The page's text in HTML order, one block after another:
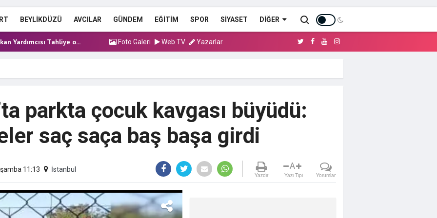
BEYLİKDÜZÜ AVCILAR GÜNDEM EĞİTİM SPOR SİYASET DIĞER
Uzaklaştırma Kararı Ye...
silahlı saldırı! 1 kiş...
Yardımcısı Tahliye o...
yeni dalga: 5...
Erdoğan Eğitim Külliyes...
Uzaklaştırma Kararı Ye...
Foto Galeri Web TV Yazarlar
parkta çocuk kavgası büyüdü:
saç saça baş başa girdi
11:13 İstanbul
Yazdır
A
Yazı Tipi Yorumlar